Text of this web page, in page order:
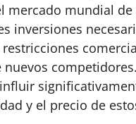
mercado mundial
inversiones
restricciones
nuevos
y el precio de